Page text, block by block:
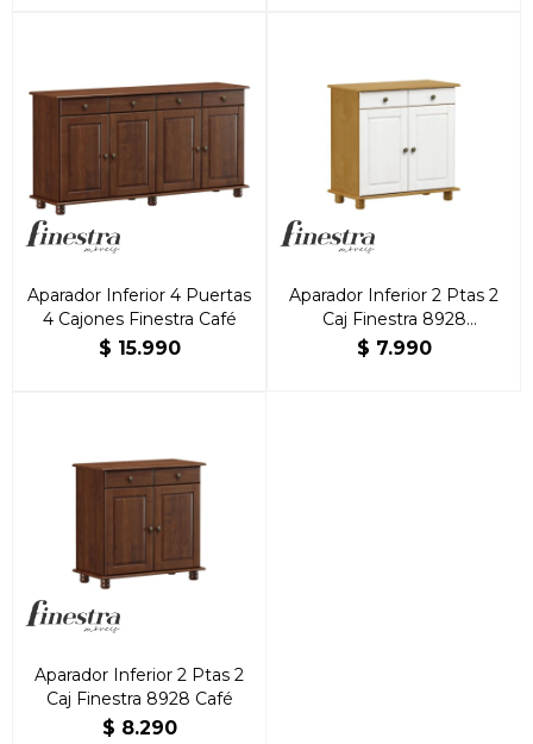
Aparador Inferior 4 Puertas
4 Cajones Finestra Café
$ 15.990
Aparador Inferior 2 Ptas 2
Caj Finestra 8928
Roble/Blanco
$ 7.990
Aparador Inferior 2 Ptas 2
Caj Finestra 8928 Café
$ 8.290